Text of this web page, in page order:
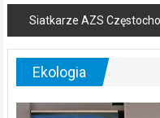
Siatkarze AZS
Ekologia